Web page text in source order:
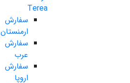
Terea
سفارش
ارمنستان
سفارش
عرب
سفارش
اروپا